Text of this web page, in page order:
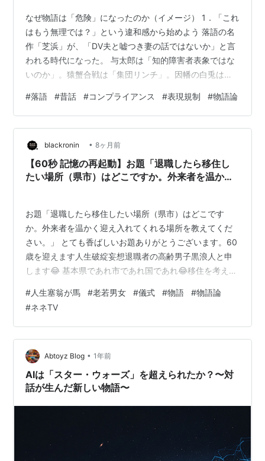
なぜ物語は「危険」になったのか（イメージ） 1．「これ
はもう無理では？」という違和感から始めよう 落語の名
作「芝浜」が、「DV夫と嘘つき妻の話ではないか」と言
われる時代になった。 与太郎は「知的障害者表象ではな
いのか」。猿蟹合戦は「集団リンチ」。因幡の白兎はい
すら許されず、白鷺になって飛んでいく。 ――なるほ
ど、全部その通りである。 問題は、それが“今になって突
然そう見えるようになった”ことだ。 2．物語には、最初
から「殺傷」と「差別」が入っている ここを曖昧にする
と、話は一気に嘘になる。 昔話にも落語にも、 人は殺さ
れる 人は騙される 人は能…
#落語 #昔話 #コンプライアンス #表現規制 #物語論
blackronin • 8ヶ月前
【60秒 記憶の再起動】お題「退職したら移住し
たい場所（県市）はどこですか。外来者を温かく
お題「退職したら移住したい場所（県市）はどこです
か。外来者を温かく迎え入れてくれる場所を教えてくだ
さい。」 とても香ばしいお題ありがとうございます。60
歳を迎えます人生破綻妄想退職者の高齢男子黒浪人と申
します😂 基本県であれ市であれ国であれ😂移住を考える
欲しいですね★ しかもありのままの姿を受け入れてくれ
る。。。 田んぼ稲作しながらも創作モノ作りはかかさな
いが大事。 でもその前にどこで誰と共にどんな事をしな
がら居心地のよい、なるべくならずっと住んでいたい生
涯の場所の方が、そこをキチンと描きってからのほうが
後々ラクな気分になれますはずと思ってくだ…
#人生塞翁が馬 #老若男女 #儀式 #物語 #物語論
#ネネTV
Abtoyz Blog • 1年前
AIは「スター・ウォーズ」を超えられたか？〜対
話が生んだ新しい物語〜